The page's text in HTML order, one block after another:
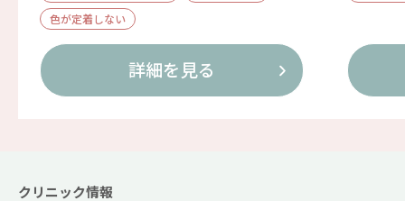
色が定着しない
詳細を見る
クリニック情報